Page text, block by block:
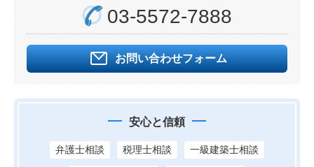
03-5572-7888
お問い合わせフォーム
安心と信頼
弁護士相談 税理士相談 一級建築士相談